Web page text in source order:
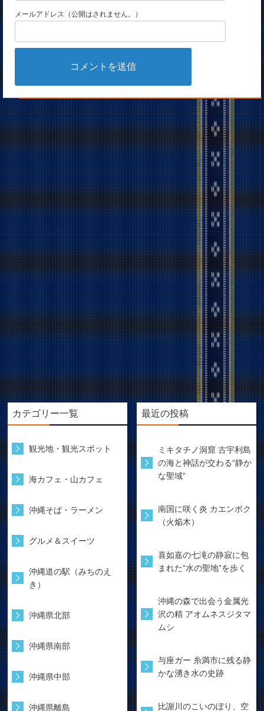
メールアドレス（公開はされません。）
カテゴリー一覧
観光地・観光スポット
海カフェ・山カフェ
沖縄そば・ラーメン
グルメ＆スイーツ
沖縄道の駅（みちのえ
き）
沖縄県北部
沖縄県南部
沖縄県中部
沖縄県離島
最近の投稿
ミキタチノ洞窟 古宇利島
の海と神話が交わる“静か
な聖域”
南国に咲く炎 カエンボク
（火焔木）
喜如嘉の七滝の静寂に包
まれた“水の聖地”を歩く
沖縄の森で出会う金属光
沢の精 アオムネスジタマ
ムシ
与座ガー 糸満市に残る静
かな湧き水の史跡
比謝川のこいのぼり、空